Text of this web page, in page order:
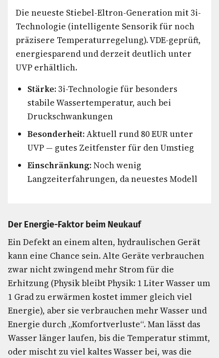
Die neueste Stiebel-Eltron-Generation mit 3i-
Technologie (intelligente Sensorik für noch
präzisere Temperaturregelung). VDE-geprüft,
energiesparend und derzeit deutlich unter
UVP erhältlich.
Stärke:3i-Technologie für besonders
stabile Wassertemperatur, auch bei
Druckschwankungen
Besonderheit:Aktuell rund 80 EUR unter
UVP — gutes Zeitfenster für den Umstieg
Einschränkung:Noch wenig
Langzeiterfahrungen, da neuestes Modell
Der Energie-Faktor beim Neukauf
Ein Defekt an einem alten, hydraulischen Gerät
kann eine Chance sein. Alte Geräte verbrauchen
zwar nicht zwingend mehr Strom für die
Erhitzung (Physik bleibt Physik: 1 Liter Wasser um
1 Grad zu erwärmen kostet immer gleich viel
Energie), aber sie verbrauchen mehr Wasser und
Energie durch „Komfortverluste“. Man lässt das
Wasser länger laufen, bis die Temperatur stimmt,
oder mischt zu viel kaltes Wasser bei, was die